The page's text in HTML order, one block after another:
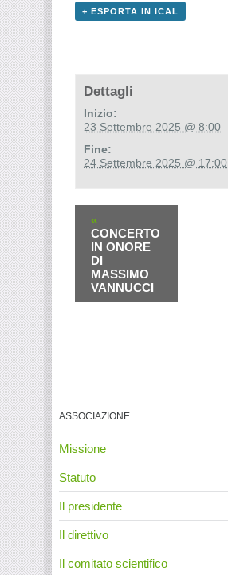
+ ESPORTA IN ICAL
Dettagli
Inizio:
23 Settembre 2025 @ 8:00
Fine:
24 Settembre 2025 @ 17:00
«
CONCERTO
IN ONORE
DI
MASSIMO
VANNUCCI
ASSOCIAZIONE
Missione
Statuto
Il presidente
Il direttivo
Il comitato scientifico